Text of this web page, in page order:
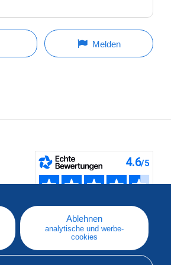
Melden
Ablehnen
analytische und werbe-
cookies